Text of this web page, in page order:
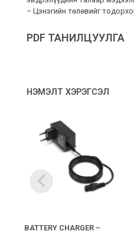
– Цэнэгийн төлөвийг
PDF ТАНИЛЦУУЛГА
НЭМЭЛТ ХЭРЭГСЭЛ
BATTERY CHARGER –